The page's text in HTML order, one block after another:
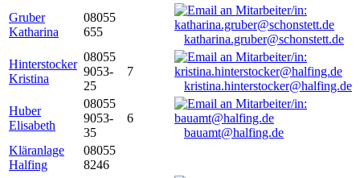
Gruber
Katharina
08055
655
katharina.gruber@schonstett.de
Hinterstocker
Kristina
08055
9053-
25
7
kristina.hinterstocker@halfing.de
Huber
Elisabeth
08055
9053-
35
6
bauamt@halfing.de
Kläranlage
Halfing
08055
8246